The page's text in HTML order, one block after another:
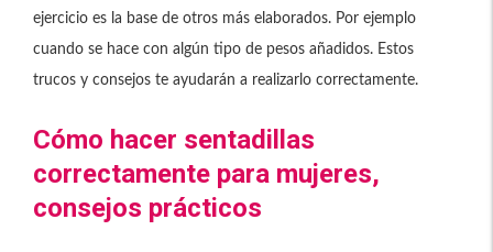
ejercicio es la base de otros más elaborados. Por ejemplo
cuando se hace con algún tipo de pesos añadidos. Estos
trucos y consejos te ayudarán a realizarlo correctamente.
Cómo hacer sentadillas
correctamente para mujeres,
consejos prácticos